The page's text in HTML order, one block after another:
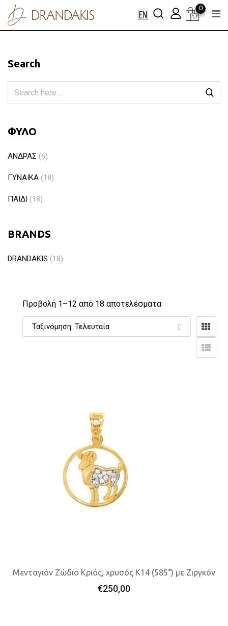
Skip
0
Search
ΦΥΛΟ
ΑΝΔΡΑΣ (6)
ΓΥΝΑΙΚΑ (18)
ΠΑΙΔΙ (18)
BRANDS
DRANDAKIS (18)
Προβολή 1–12 από 18 αποτελέσματα
Προσθήκη Στο Καλάθι
Μενταγιόν Ζώδιο Κριός, χρυσός K14 (585°) με Ζιργκόν
€250,00